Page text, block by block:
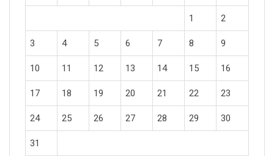
1 2
3 4 5 6 7 8 9
10 11 12 13 14 15 16
17 18 19 20 21 22 23
24 25 26 27 28 29 30
31